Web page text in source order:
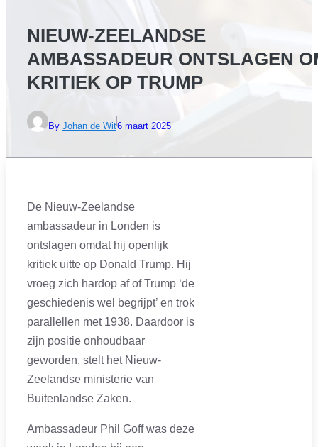
NIEUW-ZEELANDSE
AMBASSADEUR ONTSLAGEN
KRITIEK OP TRUMP
By Johan de Wit6 maart 2025
De Nieuw-Zeelandse
ambassadeur in Londen is
ontslagen omdat hij openlijk
kritiek uitte op Donald Trump. Hij
vroeg zich hardop af of Trump ‘de
geschiedenis wel begrijpt’ en trok
parallellen met 1938. Daardoor is
zijn positie onhoudbaar
geworden, stelt het Nieuw-
Zeelandse ministerie van
Buitenlandse Zaken.
Ambassadeur Phil Goff was deze